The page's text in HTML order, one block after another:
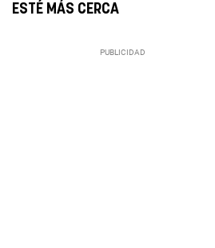
ESTÉ MÁS CERCA